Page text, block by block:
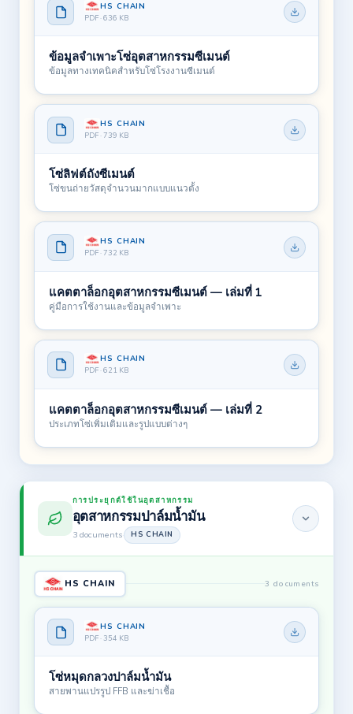
HS CHAIN
PDF · 636 KB
ข้อมูลจำเพาะโซ่อุตสาหกรรมซีเมนต์
ข้อมูลทางเทคนิคสำหรับโซ่โรงงานซีเมนต์
HS CHAIN
PDF · 739 KB
โซ่ลิฟต์ถังซีเมนต์
โซ่ขนถ่ายวัสดุจำนวนมากแบบแนวตั้ง
HS CHAIN
PDF · 732 KB
แคตตาล็อกอุตสาหกรรมซีเมนต์ — เล่มที่ 1
คู่มือการใช้งานและข้อมูลจำเพาะ
HS CHAIN
PDF · 621 KB
แคตตาล็อกอุตสาหกรรมซีเมนต์ — เล่มที่ 2
ประเภทโซ่เพิ่มเติมและรูปแบบต่างๆ
การประยุกต์ใช้ในอุตสาหกรรม
อุตสาหกรรมปาล์มน้ำมัน
3 documents· HS CHAIN
HS CHAIN 3 documents
HS CHAIN
PDF · 354 KB
โซ่หมุดกลวงปาล์มน้ำมัน
สายพานแปรรูป FFB และฆ่าเชื้อ